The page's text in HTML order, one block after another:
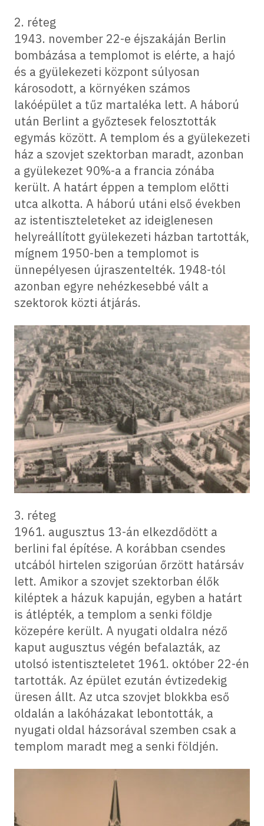
2. réteg
1943. november 22-e éjszakáján Berlin
bombázása a templomot is elérte, a hajó
és a gyülekezeti központ súlyosan
károsodott, a környéken számos
lakóépület a tűz martaléka lett. A háború
után Berlint a győztesek felosztották
egymás között. A templom és a gyülekezeti
ház a szovjet szektorban maradt, azonban
a gyülekezet 90%-a a francia zónába
került. A határt éppen a templom előtti
utca alkotta. A háború utáni első években
az istentiszteleteket az ideiglenesen
helyreállított gyülekezeti házban tartották,
mígnem 1950-ben a templomot is
ünnepélyesen újraszentelték. 1948-tól
azonban egyre nehézkesebbé vált a
szektorok közti átjárás.
3. réteg
1961. augusztus 13-án elkezdődött a
berlini fal építése. A korábban csendes
utcából hirtelen szigorúan őrzött határsáv
lett. Amikor a szovjet szektorban élők
kiléptek a házuk kapuján, egyben a határt
is átlépték, a templom a senki földje
közepére került. A nyugati oldalra néző
kaput augusztus végén befalazták, az
utolsó istentiszteletet 1961. október 22-én
tartották. Az épület ezután évtizedekig
üresen állt. Az utca szovjet blokkba eső
oldalán a lakóházakat lebontották, a
nyugati oldal házsorával szemben csak a
templom maradt meg a senki földjén.